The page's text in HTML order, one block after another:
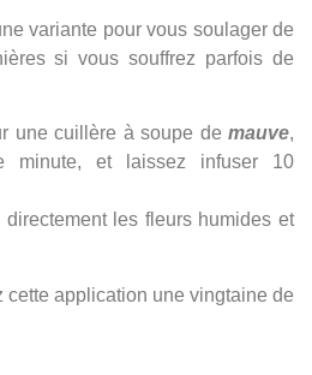
variante pour vous soulager de
si vous souffrez parfois de
une cuillère à soupe de mauve,
minute, et laissez infuser 10
les fleurs humides et
cette application une vingtaine de